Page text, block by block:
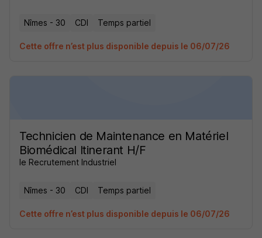
Nîmes - 30 CDI Temps partiel
Cette offre n’est plus disponible depuis le 06/07/26
Technicien de Maintenance en Matériel
Biomédical Itinerant H/F
le Recrutement Industriel
Nîmes - 30 CDI Temps partiel
Cette offre n’est plus disponible depuis le 06/07/26